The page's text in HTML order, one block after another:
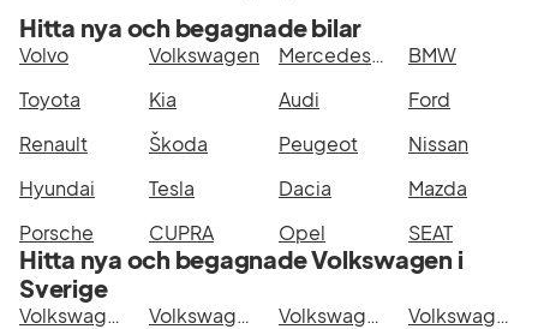
Hitta nya och begagnade bilar
Volvo Volkswagen Mercedes-Benz
BMW
Toyota
Kia Audi
Ford
Renault
Škoda Peugeot
Nissan
Hyundai
Tesla Dacia
Mazda
Porsche
CUPRA Opel SEAT
Hitta nya och begagnade Volkswagen i
Sverige
Volkswagen Amarok DoubleCab 2.8t i Stockholm Volkswagen Amarok DoubleCab 2.8t i Göteborg Volkswagen Amarok DoubleCab 2.8t i Helsingborg
Volkswagen Amarok DoubleCab 2.8t i Jönköping